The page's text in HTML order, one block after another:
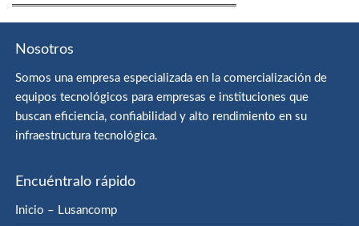
Nosotros
Somos una empresa especializada en la comercialización de
equipos tecnológicos para empresas e instituciones que
buscan eficiencia, confiabilidad y alto rendimiento en su
infraestructura tecnológica.
Encuéntralo rápido
Inicio – Lusancomp